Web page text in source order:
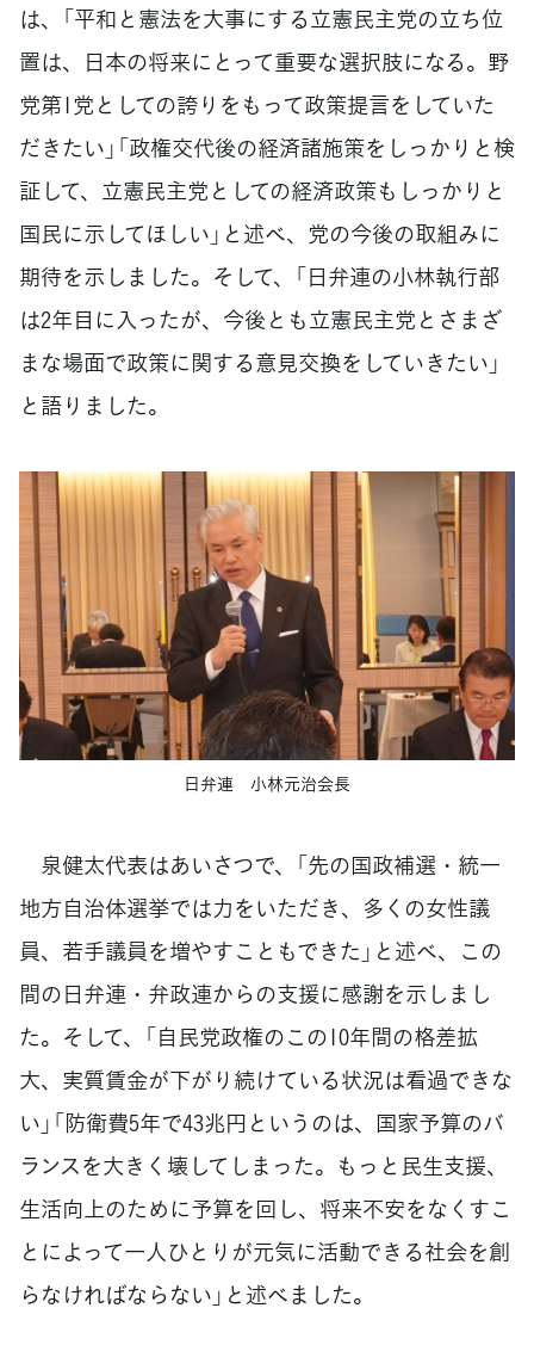
は、「平和と憲法を大事にする立憲民主党の立ち位
置は、日本の将来にとって重要な選択肢になる。野
党第1党としての誇りをもって政策提言をしていた
だきたい」「政権交代後の経済諸施策をしっかりと検
証して、立憲民主党としての経済政策もしっかりと
国民に示してほしい」と述べ、党の今後の取組みに
期待を示しました。そして、「日弁連の小林執行部
は2年目に入ったが、今後とも立憲民主党とさまざ
まな場面で政策に関する意見交換をしていきたい」
と語りました。
日弁連 小林元治会長
泉健太代表はあいさつで、「先の国政補選・統一
地方自治体選挙では力をいただき、多くの女性議
員、若手議員を増やすこともできた」と述べ、この
間の日弁連・弁政連からの支援に感謝を示しまし
た。そして、「自民党政権のこの10年間の格差拡
大、実質賃金が下がり続けている状況は看過できな
い」「防衛費5年で43兆円というのは、国家予算のバ
ランスを大きく壊してしまった。もっと民生支援、
生活向上のために予算を回し、将来不安をなくすこ
とによって一人ひとりが元気に活動できる社会を創
らなければならない」と述べました。